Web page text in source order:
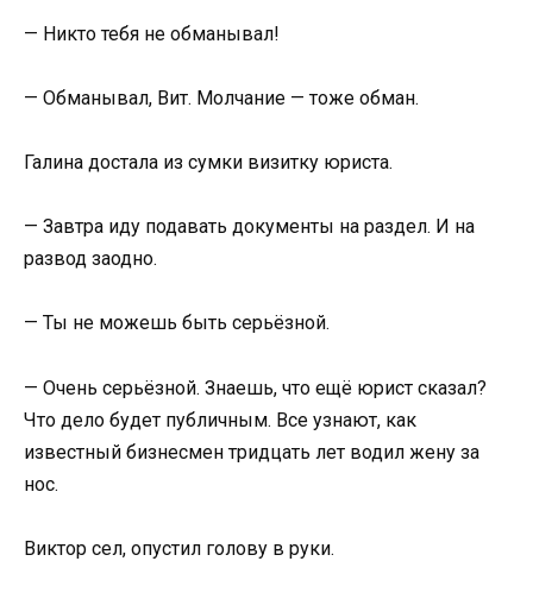
— Никто тебя не обманывал!
— Обманывал, Вит. Молчание — тоже обман.
Галина достала из сумки визитку юриста.
— Завтра иду подавать документы на раздел. И на
развод заодно.
— Ты не можешь быть серьёзной.
— Очень серьёзной. Знаешь, что ещё юрист сказал?
Что дело будет публичным. Все узнают, как
известный бизнесмен тридцать лет водил жену за
нос.
Виктор сел, опустил голову в руки.